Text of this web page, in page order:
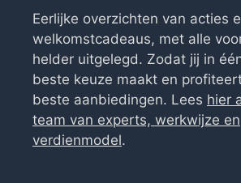
Eerlijke overzichten van acties
welkomstcadeaus, met alle
helder uitgelegd. Zodat jij in
beste keuze maakt en
beste aanbiedingen. Lees hier
team van experts, werkwijze en
verdienmodel.